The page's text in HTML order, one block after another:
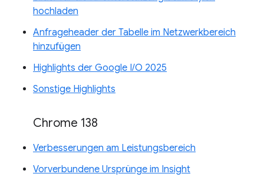
hochladen
Anfrageheader der Tabelle im Netzwerkbereich
hinzufügen
Highlights der Google I/O 2025
Sonstige Highlights
Chrome 138
Verbesserungen am Leistungsbereich
Vorverbundene Ursprünge im Insight